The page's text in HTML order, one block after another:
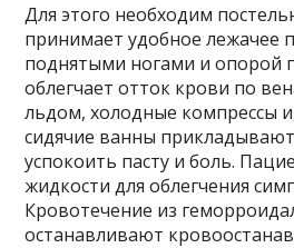
Для этого необходим
принимает удобное лежачее
поднятыми ногами и опорой
облегчает отток крови по
льдом, холодные компрессы
сидячие ванны
успокоить пасту и боль.
жидкости для облегчения
Кровотечение из
останавливают